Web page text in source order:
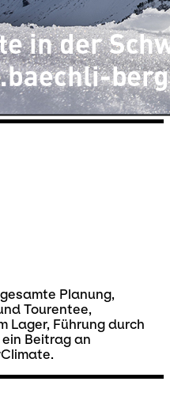
Planung,
Tourentee,
Lager, Führung durch
Beitrag an